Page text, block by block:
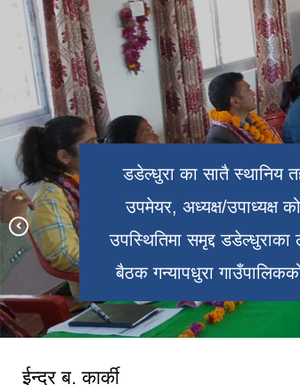
गन्यापधुरा गाउँपालिकाको केन्द्र
बडाल मा रहेको बडालको मेला
डडेल्धुरा का सातै स्थानिय
उपमेयर, अध्यक्ष/उपाध्यक्ष
उपस्थितिमा समृद्द डडेल्धुराका
बैठक गन्यापधुरा
गन्यापधुरा गाउँपालिकको नमुना
देखिने मनोरम दृश्य
ईन्द्र ब. कार्की